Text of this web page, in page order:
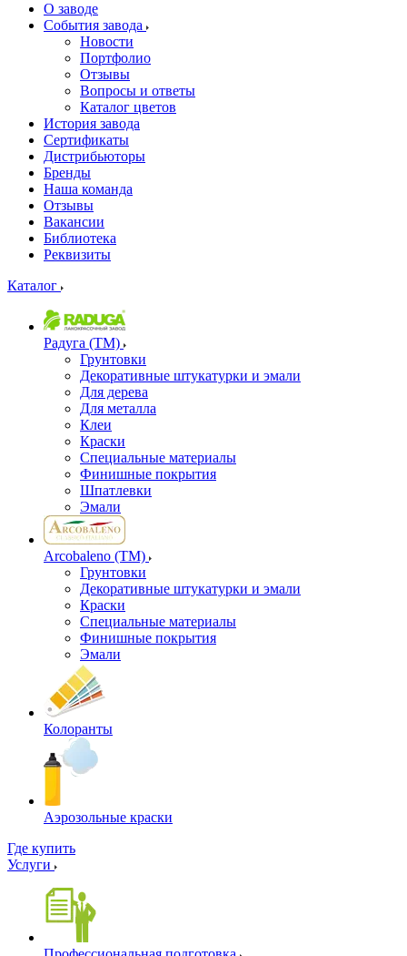
О заводе
События завода
Новости
Портфолио
Отзывы
Вопросы и ответы
Каталог цветов
История завода
Сертификаты
Дистрибьюторы
Бренды
Наша команда
Отзывы
Вакансии
Библиотека
Реквизиты
Каталог
Радуга (ТМ)
Грунтовки
Декоративные штукатурки и эмали
Для дерева
Для металла
Клеи
Краски
Специальные материалы
Финишные покрытия
Шпатлевки
Эмали
Arcobaleno (ТМ)
Грунтовки
Декоративные штукатурки и эмали
Краски
Специальные материалы
Финишные покрытия
Эмали
Колоранты
Аэрозольные краски
Где купить
Услуги